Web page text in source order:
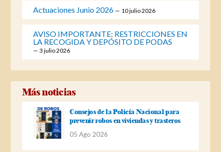
Actuaciones Junio 2026 10 julio 2026
AVISO IMPORTANTE: RESTRICCIONES EN
LA RECOGIDA Y DEPÓSITO DE PODAS
3 julio 2026
Más noticias
Consejos de la Policía Nacional para
prevenir robos en viviendas y trasteros
05 Ago 2026